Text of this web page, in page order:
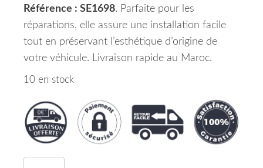
Référence : SE1698. Parfaite pour les
réparations, elle assure une installation facile
tout en préservant l’esthétique d’origine de
votre véhicule. Livraison rapide au Maroc.
10 en stock